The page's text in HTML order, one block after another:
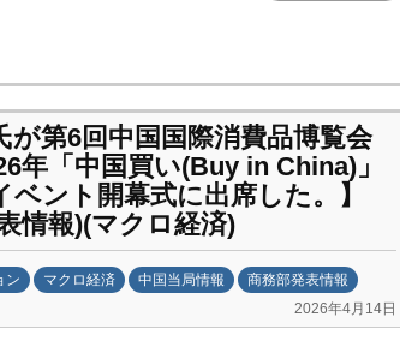
が第6回中国国際消費品博覧会
年「中国買い(Buy in China)」
ベント開幕式に出席した。】
情報)(マクロ経済)
ン マクロ経済 中国当局情報 商務部発表情報
2026年4月14日